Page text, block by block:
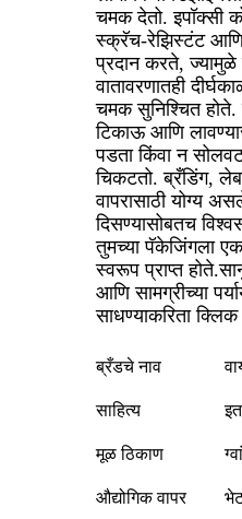
चमक देतो. इपॉक्सी
स्क्रॅच-रेझिस्टंट आणि
प्रदान करते, ज्यामुळे
वातावरणातही
चमक सुनिश्चित
टिकाऊ आणि
पडता किंवा न
चिकटतो. ब्रँडिंग,
वापरासाठी योग्य
दिसण्यासोबतच
तुमच्या पॅकेजिंगला
स्वरूप प्राप्त होते.
आणि सामग्रीच्या
साधण्याकरिता
ब्रँडचे नाव
साहित्य
मूळ ठिकाण
औद्योगिक वापर